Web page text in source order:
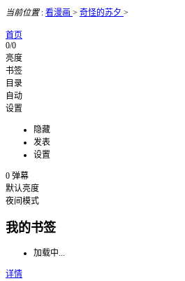
当前位置: 看漫画 > 奇怪的苏夕 >
首页
0/0
亮度
书签
目录
自动
设置
隐藏
发表
设置
0 弹幕
默认亮度
夜间模式
我的书签
加载中...
详情